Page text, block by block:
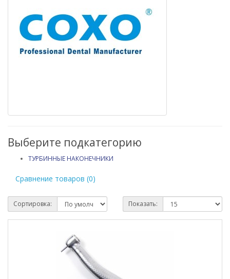
Выберите подкатегорию
ТУРБИННЫЕ НАКОНЕЧНИКИ
Сравнение товаров (0)
Сортировка: Показать: